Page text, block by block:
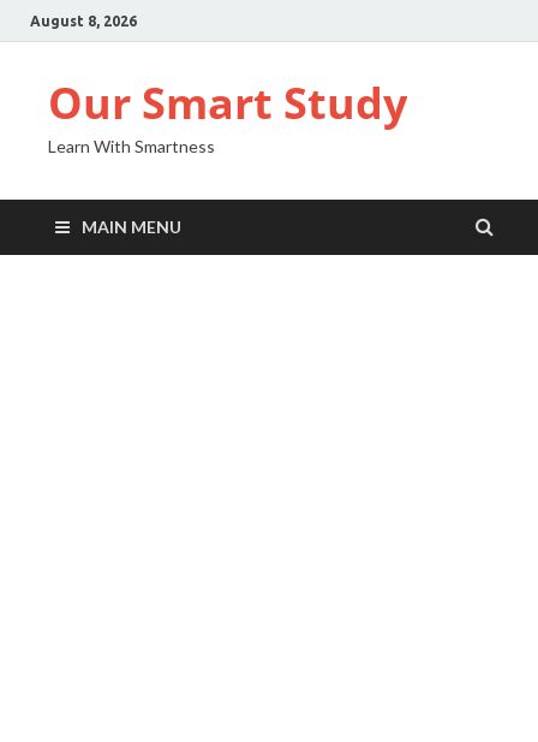
August 8, 2026
Our Smart Study
Learn With Smartness
MAIN MENU